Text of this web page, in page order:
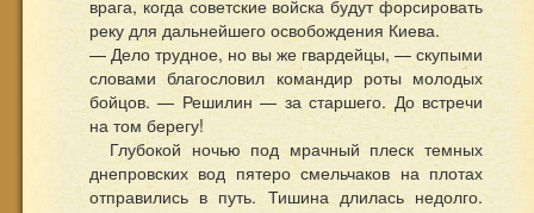
врага, когда советские войска будут форсировать
реку для дальнейшего освобождения Киева.
— Дело трудное, но вы же гвардейцы, — скупыми
словами благословил командир роты молодых
бойцов. — Решилин — за старшего. До встречи
на том берегу!
Глубокой ночью под мрачный плеск темных
днепровских вод пятеро смельчаков на плотах
отправились в путь. Тишина длилась недолго.